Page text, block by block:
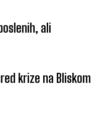
ali
krize na Bliskom